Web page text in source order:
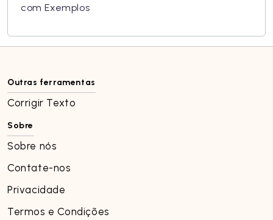
com Exemplos
Outras ferramentas
Corrigir Texto
Sobre
Sobre nós
Contate-nos
Privacidade
Termos e Condições